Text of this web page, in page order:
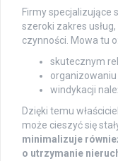
Firmy specjalizujące
szeroki zakres
czynności. Mowa tu o:
skutecznym
organizowaniu
windykacji
Dzięki temu
może cieszyć się
minimalizuje
o utrzymanie